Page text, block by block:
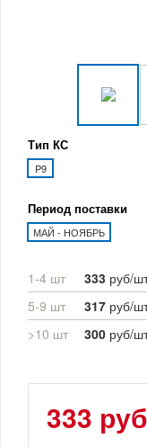
Тип КС
P9
Период поставки
МАЙ - НОЯБРЬ
1-4 шт 333 руб/
5-9 шт
317 руб/
>10 шт
300 руб/
333 руб